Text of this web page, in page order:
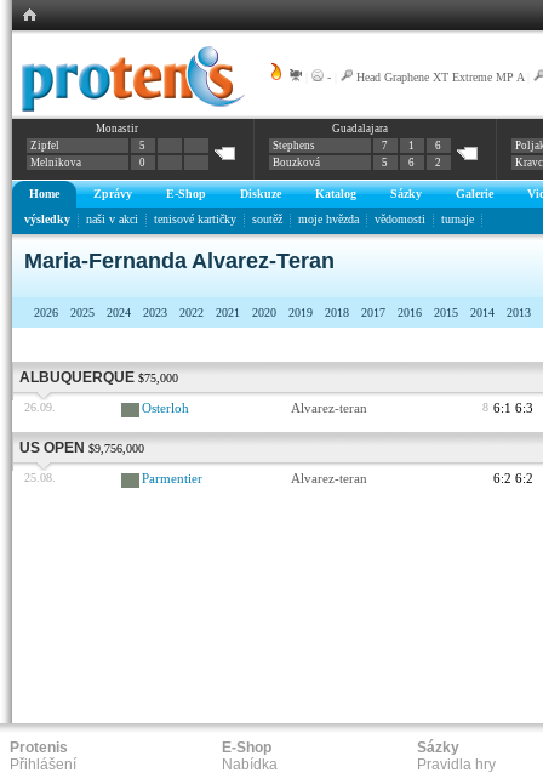
- Head Graphene XT Extreme MP A
Monastir
Zipfel
5
Melnikova
0
Guadalajara
Stephens
7 1
6
Bouzková
5 6 2
Home Zprávy E-Shop Diskuze Katalog Sázky Galerie
výsledky
naši v akci tenisové kartičky soutěž moje hvězda vědomosti turnaje
Maria-Fernanda Alvarez-Teran
2026 2025 2024 2023 2022 2021 2020 2019 2018 2017 2016 2015 2014 2013
ALBUQUERQUE $75,000
26.09. Osterloh Alvarez-teran 8 6:1 6:3
US OPEN $9,756,000
25.08. Parmentier Alvarez-teran 6:2 6:2
Protenis
Přihlášení
E-Shop
Nabídka
Sázky
Pravidla hry